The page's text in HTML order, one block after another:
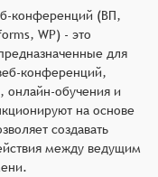
конференций (ВП,
WP) - это
для
конференций,
онлайн-обучения и
на основе
создавать
между ведущим